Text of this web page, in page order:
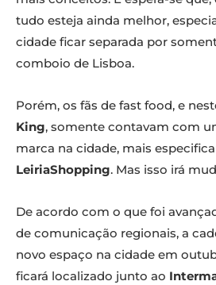
tudo esteja ainda melhor,
cidade ficar separada por
comboio de Lisboa.
Porém, os fãs de fast food, e
King, somente contavam com
marca na cidade, mais
LeiriaShopping. Mas isso irá
De acordo com o que foi
de comunicação regionais, a
novo espaço na cidade em
ficará localizado junto ao